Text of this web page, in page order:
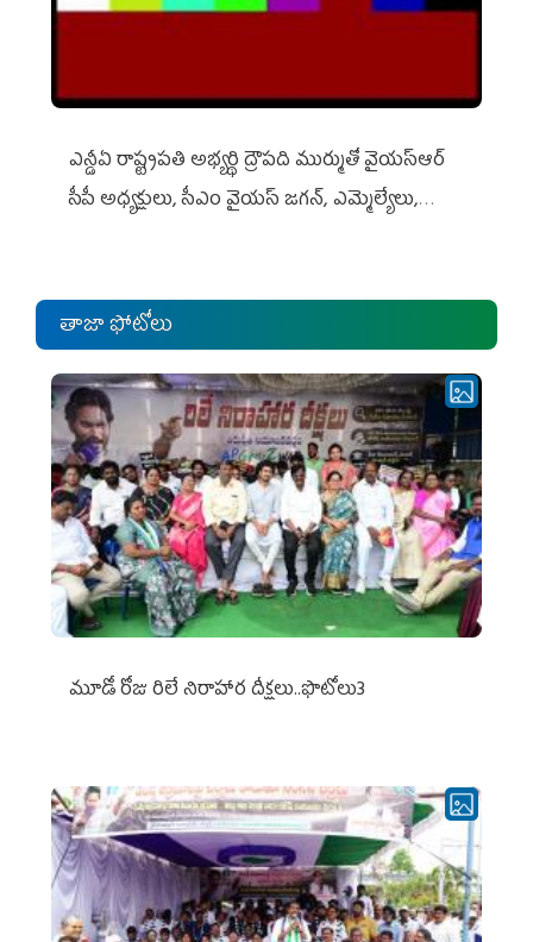
ఎన్డీఏ రాష్ట్ర‌ప‌తి అభ్య‌ర్థి ద్రౌప‌ది ముర్ముతో వైయ‌స్ఆర్
సీపీ అధ్య‌క్షులు, సీఎం వైయ‌స్ జ‌గ‌న్, ఎమ్మెల్యేలు,
తాజా ఫోటోలు
మూడో రోజు రిలే నిరాహార దీక్షలు..ఫొటోలు3